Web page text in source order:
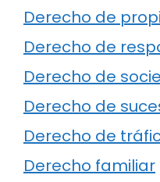
Derecho de
Derecho de
Derecho de
Derecho de
Derecho de
Derecho familiar